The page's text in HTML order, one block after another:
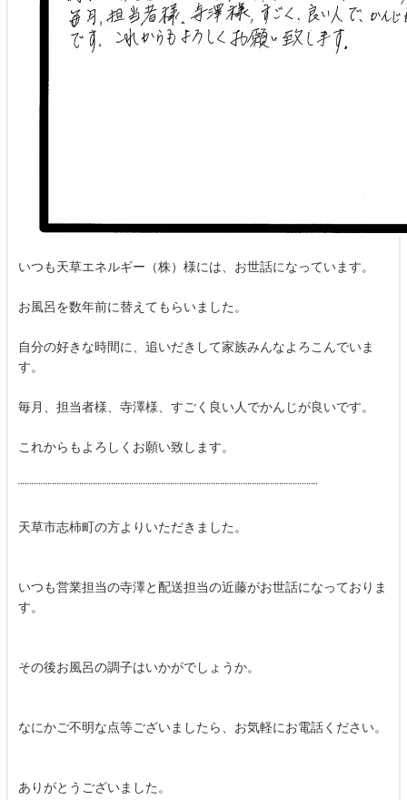
いつも天草エネルギー（株）様には、お世話になっています。
お風呂を数年前に替えてもらいました。
自分の好きな時間に、追いだきして家族みんなよろこんでいま
す。
毎月、担当者様、寺澤様、すごく良い人でかんじが良いです。
これからもよろしくお願い致します。
¨¨¨¨¨¨¨¨¨¨¨¨¨¨¨¨¨¨¨¨¨¨¨¨¨¨¨¨¨¨¨¨¨¨¨¨¨¨¨¨¨¨¨¨¨¨¨¨¨¨¨¨¨¨¨¨¨¨¨¨¨¨¨¨¨¨
天草市志柿町の方よりいただきました。
いつも営業担当の寺澤と配送担当の近藤がお世話になっておりま
す。
その後お風呂の調子はいかがでしょうか。
なにかご不明な点等ございましたら、お気軽にお電話ください。
ありがとうございました。